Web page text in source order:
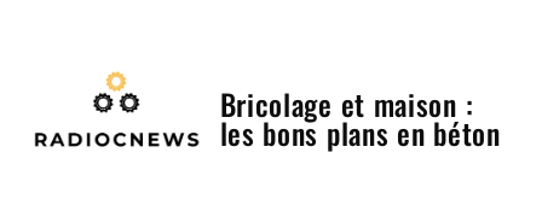
Bricolage et maison :
les bons plans en béton